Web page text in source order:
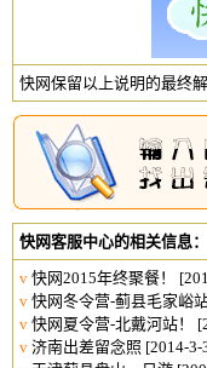
快网保留以上说明的最终
快网客服中心的相关信息：
v 快网2015年终聚餐！
v 快网冬令营-蓟县毛家峪站
v 快网夏令营-北戴河站！
v 济南出差留念照 [2014-